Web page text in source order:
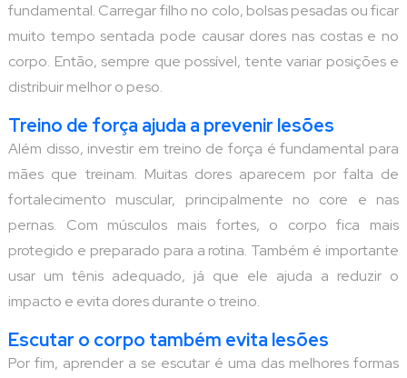
fundamental. Carregar filho no colo, bolsas pesadas ou ficar
muito tempo sentada pode causar dores nas costas e no
corpo. Então, sempre que possível, tente variar posições e
distribuir melhor o peso.
Treino de força ajuda a prevenir lesões
Além disso, investir em treino de força é fundamental para
mães que treinam. Muitas dores aparecem por falta de
fortalecimento muscular, principalmente no core e nas
pernas. Com músculos mais fortes, o corpo fica mais
protegido e preparado para a rotina. Também é importante
usar um tênis adequado, já que ele ajuda a reduzir o
impacto e evita dores durante o treino.
Escutar o corpo também evita lesões
Por fim, aprender a se escutar é uma das melhores formas